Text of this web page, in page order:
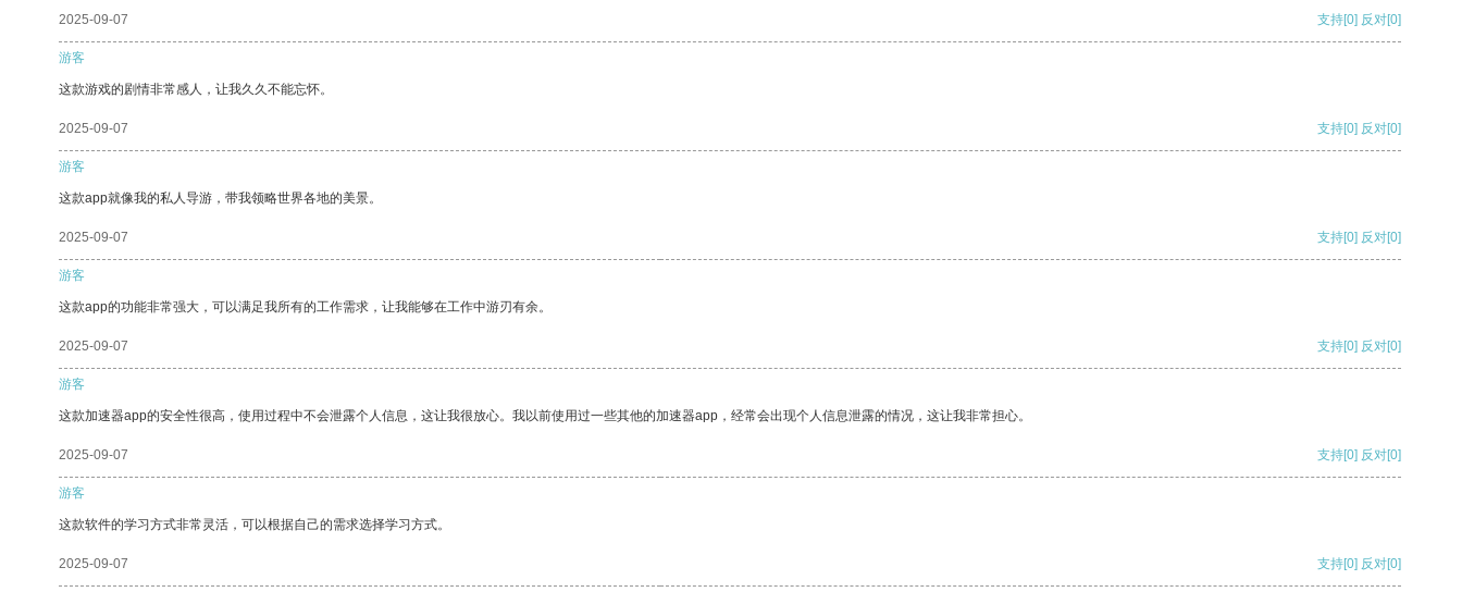
2025-09-07 支持[0] 反对[0]
游客
这款游戏的剧情非常感人，让我久久不能忘怀。
2025-09-07 支持[0] 反对[0]
游客
这款app就像我的私人导游，带我领略世界各地的美景。
2025-09-07 支持[0] 反对[0]
游客
这款app的功能非常强大，可以满足我所有的工作需求，让我能够在工作中游刃有余。
2025-09-07 支持[0] 反对[0]
游客
这款加速器app的安全性很高，使用过程中不会泄露个人信息，这让我很放心。我以前使用过一些其他的加速器app，经常会出现个人信息泄露的情况，这让我非常担心。
2025-09-07 支持[0] 反对[0]
游客
这款软件的学习方式非常灵活，可以根据自己的需求选择学习方式。
2025-09-07 支持[0] 反对[0]